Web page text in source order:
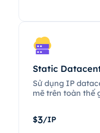
Static
Sử dụng IP
mẽ trên toàn thế
$3/IP